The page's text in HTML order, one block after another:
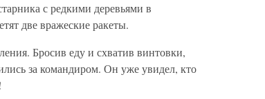
с редкими деревьями в
две вражеские ракеты.
Бросив еду и схватив винтовки,
за командиром. Он уже увидел, кто